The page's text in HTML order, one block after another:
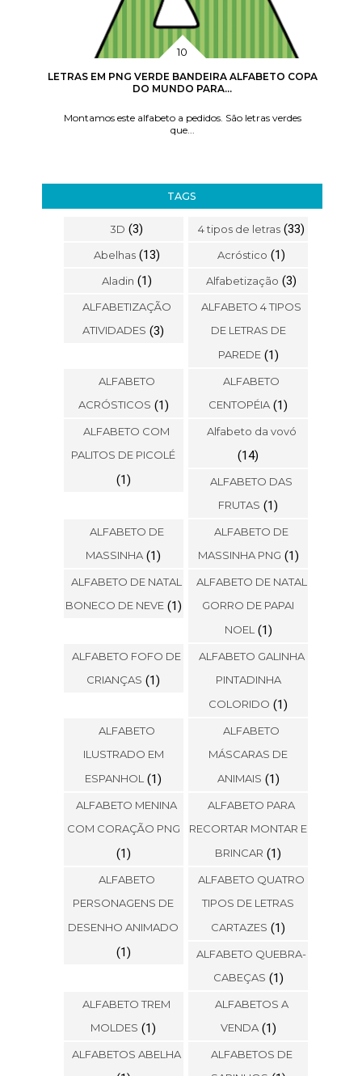
LETRAS EM PNG VERDE BANDEIRA ALFABETO COPA
DO MUNDO PARA...
Montamos este alfabeto a pedidos. São letras verdes
que...
TAGS
3D (3) 4 tipos de letras (33)
Abelhas (13) Acróstico (1)
Aladin (1) Alfabetização (3)
ALFABETIZAÇÃO
ATIVIDADES (3)
ALFABETO 4 TIPOS
DE LETRAS DE
PAREDE (1)
ALFABETO
ACRÓSTICOS (1)
ALFABETO
CENTOPÉIA (1)
ALFABETO COM
PALITOS DE PICOLÉ
(1)
Alfabeto da vovó
(14)
ALFABETO DAS
FRUTAS (1)
ALFABETO DE
MASSINHA (1)
ALFABETO DE
MASSINHA PNG (1)
ALFABETO DE NATAL
BONECO DE NEVE (1)
ALFABETO DE NATAL
GORRO DE PAPAI
NOEL (1)
ALFABETO FOFO DE
CRIANÇAS (1)
ALFABETO GALINHA
PINTADINHA
COLORIDO (1)
ALFABETO
ILUSTRADO EM
ESPANHOL (1)
ALFABETO
MÁSCARAS DE
ANIMAIS (1)
ALFABETO MENINA
COM CORAÇÃO PNG
(1)
ALFABETO PARA
RECORTAR MONTAR E
BRINCAR (1)
ALFABETO
PERSONAGENS DE
DESENHO ANIMADO
(1)
ALFABETO QUATRO
TIPOS DE LETRAS
CARTAZES (1)
ALFABETO QUEBRA-
CABEÇAS (1)
ALFABETO TREM
MOLDES (1)
ALFABETOS A
VENDA (1)
ALFABETOS ABELHA ALFABETOS DE